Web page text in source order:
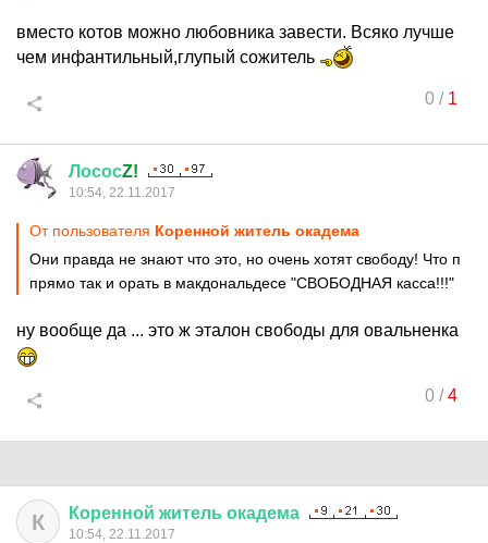
вместо котов можно любовника завести. Всяко лучше
чем инфантильный,глупый сожитель
0/ 1
ЛососZ!
10:54, 22.11.2017
От пользователя Коренной житель окадема
Они правда не знают что это, но очень хотят свободу! Что п
прямо так и орать в макдональдесе "СВОБОДНАЯ касса!!!"
ну вообще да ... это ж эталон свободы для овальненка
0/4
К Коренной житель окадема
10:54, 22.11.2017